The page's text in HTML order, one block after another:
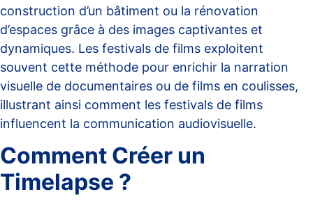
construction d’un bâtiment ou la rénovation
d’espaces grâce à des images captivantes et
dynamiques. Les festivals de films exploitent
souvent cette méthode pour enrichir la narration
visuelle de documentaires ou de films en coulisses,
illustrant ainsi comment les festivals de films
influencent la communication audiovisuelle.
Comment Créer un
Timelapse ?